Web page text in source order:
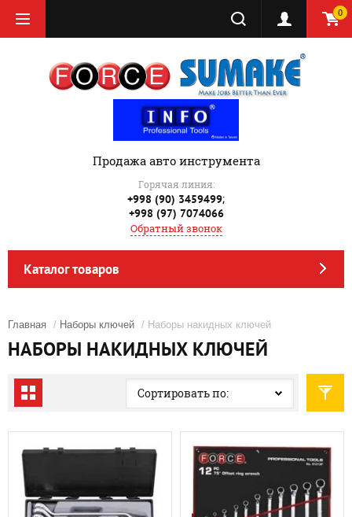
0
Продажа авто инструмента
Горячая линия:
+998 (90) 3459499;
+998 (97) 7074066
Обратный звонок
Каталог товаров
Главная / Наборы ключей / Наборы накидных ключей
НАБОРЫ НАКИДНЫХ КЛЮЧЕЙ
Сортировать по: